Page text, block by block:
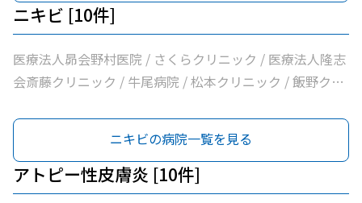
池田病院
科医院 / 飯野クリニック / 松葉クリニック / 根本医院 / 医
療法人社団健幸福会龍ケ崎大徳ヘルシークリニック / 医療
法人社団清和会いしかわクリニック / 横田医院 / 茨城県竜
ケ崎保健所 / 朝野循環器内科クリニック / 医療法人いがら
医院 / 八代内科医院 / 高田整形外科 / 龍ケ崎済生会病院 /
うちだ医院 / ユビキタスクリニック / 医療法人社団八峰会
池田病院
ニキビ [10件]
医療法人昴会野村医院 / さくらクリニック / 医療法人隆志
会斎藤クリニック / 牛尾病院 / 松本クリニック / 飯野クリ
ちだ医院
ニキビの病院一覧を見る
アトピー性皮膚炎 [10件]